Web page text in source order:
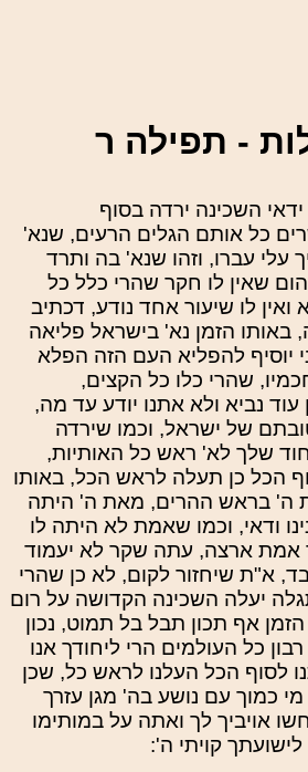
- תפילה ר
השכינה ירדה בסוף
כל אותם הגלים הרעים, שנא'
עלי עברו, וזהו שנא' בה ותרד
שאין לו חקר שהרי כלל כל
לו שיעור אחד נודע, דכתיב
הזמן נא' בישראל פליאה
יוסיף להפליא העם הזה הפלא
שהרי כלו כל הקצים,
עוד נביא ולא אתנו יודע עד מה,
של ישראל, וכמו שירדה
שלך לא' ראש כל האותיות,
הכל כן תעלה לראש הכל, באותו
ה' בראש ההרים, מאת ה' היתה
ודאי, וכמו שאמת לא היתה לו
אמת ארצה, עתה שקר לא יעמוד
א"ת שיחזור לקום, לא כן שהרי
יעלה השכינה הקדושה על רום
אף תכון תבל בל תמוט, נכון
כל העולמים הרי ליחודך אנו
לסוף הכל העלנו לראש כל, שכן
כמוך עם נושע בה' מגן עזרך
אויביך לך ואתה על במותימו
קויתי ה':